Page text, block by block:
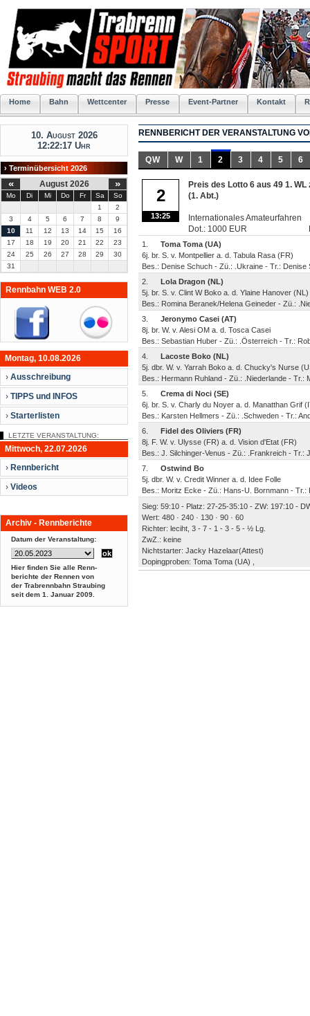
Home Bahn Wettcenter Presse Event-Partner Kontakt
10. August 2026
12:22:18 Uhr
› Terminübersicht 2026
« August 2026 »
Mo Di Mi Do Fr Sa
So
1
2
3
4 5 6 7 8
9
10
11 12 13 14 15
16
17
18 19 20 21 22
23
24
25 26 27 28 29
30
31
Rennbahn WEB 2.0
Montag, 10.08.2026
› Ausschreibung
› TIPPS und INFOS
› Starterlisten
LETZTE VERANSTALTUNG:
Mittwoch, 22.07.2026
› Rennbericht
› Videos
Archiv - Rennberichte
Datum der Veranstaltung:
Hier finden Sie alle Renn-
berichte der Rennen von
der Trabrennbahn Straubing
seit dem 1. Januar 2009.
RENNBERICHT DER VERANSTALTUNG
QW W 1 2 3 4 5 6
2
13:25
Preis des Lotto 6 aus 49 1.
(1. Abt.)
Internationales Amateurfahren
Dot.: 1000 EUR
1.
Toma Toma (UA)
6j. br. S. v. Montpellier a. d. Tabula Rasa (FR)
Bes.: Denise Schuch - Zü.: .Ukraine - Tr.: Denise
2.
Lola Dragon (NL)
5j. br. S. v. Clint W Boko a. d. Ylaine Hanover (NL)
Bes.: Romina Beranek/Helena Geineder - Zü.:
3.
Jeronymo Casei (AT)
8j. br. W. v. Alesi OM a. d. Tosca Casei
Bes.: Sebastian Huber - Zü.: .Österreich - Tr.:
4.
Lacoste Boko (NL)
5j. dbr. W. v. Yarrah Boko a. d. Chucky's Nurse
Bes.: Hermann Ruhland - Zü.: .Niederlande - Tr.:
5.
Crema di Noci (SE)
6j. br. S. v. Charly du Noyer a. d. Manatthan Grif
Bes.: Karsten Hellmers - Zü.: .Schweden - Tr.:
6.
Fidel des Oliviers (FR)
8j. F. W. v. Ulysse (FR) a. d. Vision d'Etat (FR)
Bes.: J. Silchinger-Venus - Zü.: .Frankreich - Tr.:
7.
Ostwind Bo
5j. dbr. W. v. Credit Winner a. d. Idee Folle
Bes.: Moritz Ecke - Zü.: Hans-U. Bornmann - Tr.:
Sieg: 59:10 - Platz: 27-25-35:10 - ZW: 197:10 -
Wert: 480 · 240 · 130 · 90 · 60
Richter: leciht, 3 - 7 - 1 - 3 - 5 - ½ Lg.
ZwZ.: keine
Nichtstarter: Jacky Hazelaar(Attest)
Dopingproben: Toma Toma (UA) ,